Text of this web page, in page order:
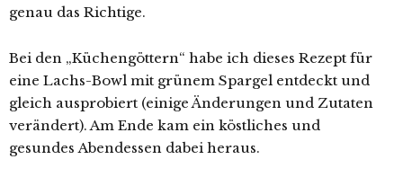
genau das Richtige.
Bei den „Küchengöttern“ habe ich dieses Rezept für
eine Lachs-Bowl mit grünem Spargel entdeckt und
gleich ausprobiert (einige Änderungen und Zutaten
verändert). Am Ende kam ein köstliches und
gesundes Abendessen dabei heraus.